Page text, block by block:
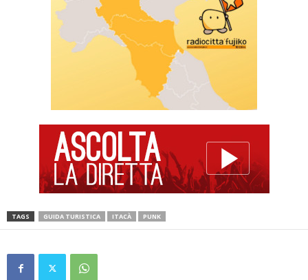
TAGS GUIDA TURISTICA ITACÀ PUNK